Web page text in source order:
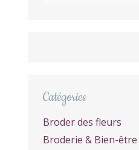
Catégories
Broder des fleurs
Broderie & Bien-être